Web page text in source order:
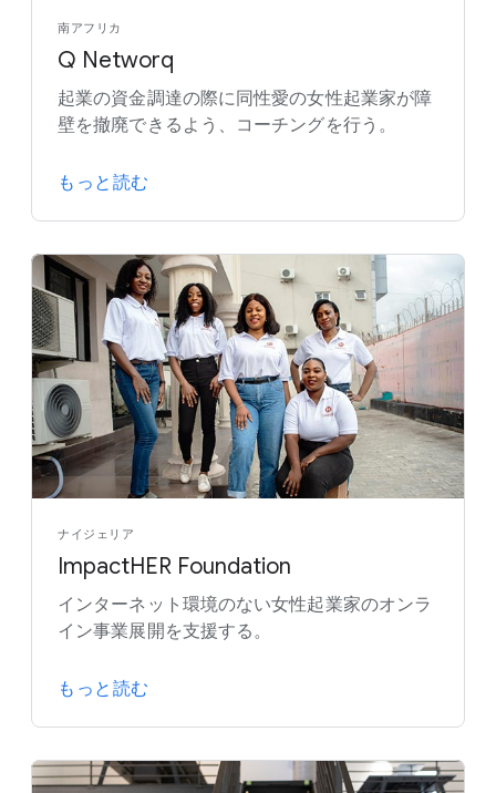
南アフリカ
Q Networq
起業の資金調達の際に同性愛の女性起業家が障
壁を撤廃できるよう、コーチングを行う。
もっと読む
ナイジェリア
ImpactHER Foundation
インターネット環境のない女性起業家のオンラ
イン事業展開を支援する。
もっと読む